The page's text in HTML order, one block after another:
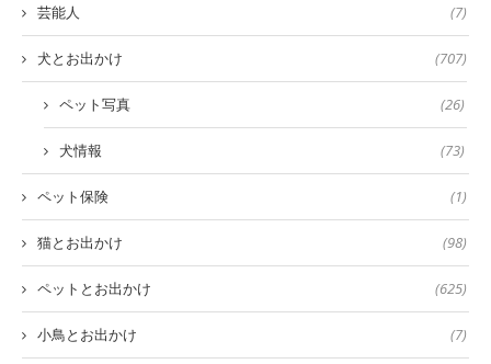
芸能人 (7)
犬とお出かけ (707)
ペット写真 (26)
犬情報 (73)
ペット保険 (1)
猫とお出かけ (98)
ペットとお出かけ (625)
小鳥とお出かけ (7)